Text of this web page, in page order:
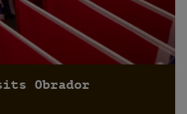
Obrador